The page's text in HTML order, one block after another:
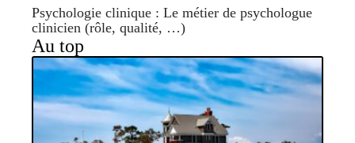
Psychologie clinique : Le métier de psychologue
clinicien (rôle, qualité, …)
Au top